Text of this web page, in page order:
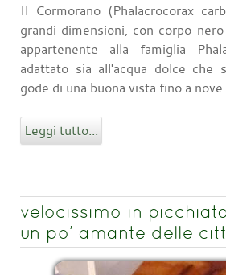
Il Cormorano (Phalacrocorax
grandi dimensioni, con corpo
appartenente alla famiglia
adattato sia all'acqua dolce che
gode di una buona vista fino a
Leggi tutto...
velocissimo in
un po’ amante delle